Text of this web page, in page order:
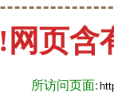
页含
所访问页面: